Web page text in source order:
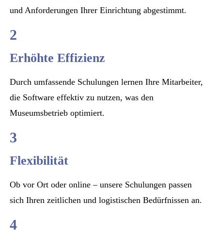
und Anforderungen Ihrer Einrichtung abgestimmt.
2
Erhöhte Effizienz
Durch umfassende Schulungen lernen Ihre Mitarbeiter,
die Software effektiv zu nutzen, was den
Museumsbetrieb optimiert.
3
Flexibilität
Ob vor Ort oder online – unsere Schulungen passen
sich Ihren zeitlichen und logistischen Bedürfnissen an.
4